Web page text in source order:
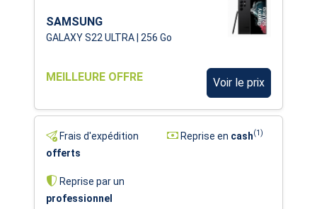
SAMSUNG
GALAXY S22 ULTRA | 256 Go
MEILLEURE OFFRE Voir le prix
Frais d'expédition
offerts
Reprise en cash(1)
Reprise par un
professionnel